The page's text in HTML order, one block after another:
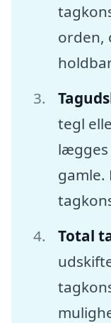
orden,
tegl
lægges
Total